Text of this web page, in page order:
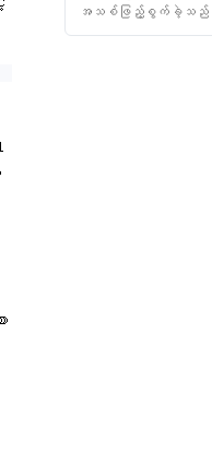
အသစ်ဖြည့်စွက်ခဲ့သည်